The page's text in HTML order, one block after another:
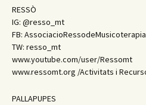
RESSÒ
IG: @resso_mt
FB: AssociacioRessodeMusicoterapia
TW: resso_mt
www.youtube.com/user/Ressomt
www.ressomt.org /Activitats i
PALLAPUPES